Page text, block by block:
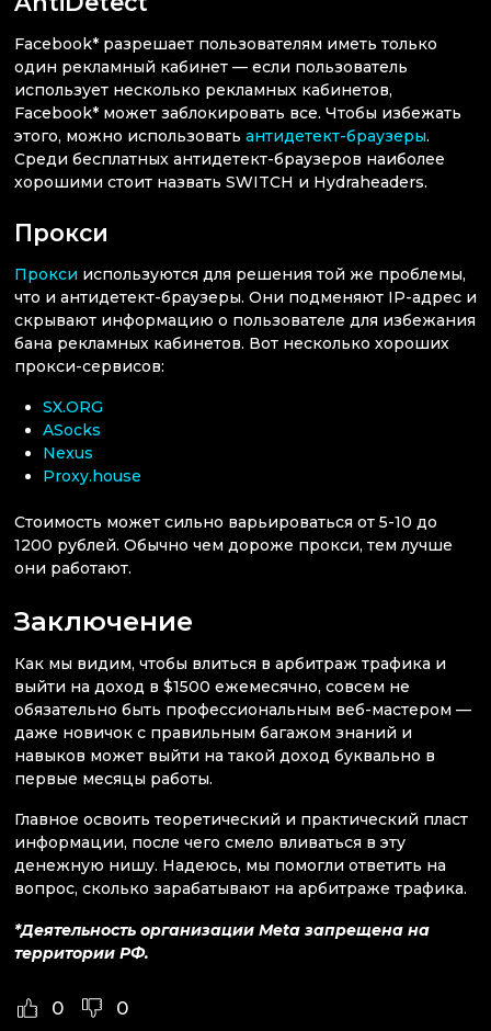
Facebook* разрешает пользователям иметь только
один рекламный кабинет — если пользователь
использует несколько рекламных кабинетов,
Facebook* может заблокировать все. Чтобы избежать
этого, можно использовать антидетект-браузеры.
Среди бесплатных антидетект-браузеров наиболее
хорошими стоит назвать SWITCH и Hydraheaders.
Прокси
Прокси используются для решения той же проблемы,
что и антидетект-браузеры. Они подменяют IP-адрес и
скрывают информацию о пользователе для избежания
бана рекламных кабинетов. Вот несколько хороших
прокси-сервисов:
SX.ORG
ASocks
Nexus
Proxy.house
Стоимость может сильно варьироваться от 5-10 до
1200 рублей. Обычно чем дороже прокси, тем лучше
они работают.
Заключение
Как мы видим, чтобы влиться в арбитраж трафика и
выйти на доход в $1500 ежемесячно, совсем не
обязательно быть профессиональным веб-мастером —
даже новичок с правильным багажом знаний и
навыков может выйти на такой доход буквально в
первые месяцы работы.
Главное освоить теоретический и практический пласт
информации, после чего смело вливаться в эту
денежную нишу. Надеюсь, мы помогли ответить на
вопрос, сколько зарабатывают на арбитраже трафика.
*Деятельность организации Meta запрещена на
территории РФ.
0 0